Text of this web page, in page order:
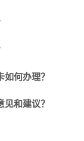
何办理？
和建议？